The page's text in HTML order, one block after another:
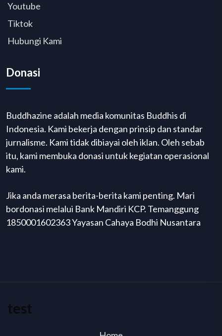
Youtube
Tiktok
Hubungi Kami
Donasi
Buddhazine adalah media komunitas Buddhis di
Indonesia. Kami bekerja dengan prinsip dan standar
jurnalisme. Kami tidak dibiayai oleh iklan. Oleh sebab
itu, kami membuka donasi untuk kegiatan operasional
kami.
Jika anda merasa berita-berita kami penting. Mari
bordonasi melalui Bank Mandiri KCP. Temanggung
1850001602363 Yayasan Cahaya Bodhi Nusantara
test